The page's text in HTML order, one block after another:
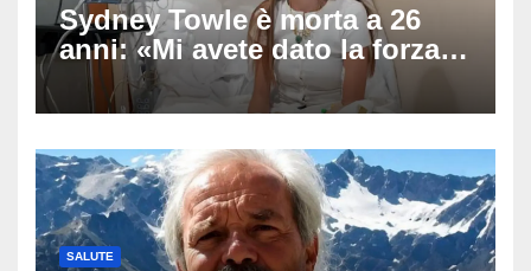
Sydney Towle è morta a 26
anni: «Mi avete dato la forza
di andare avanti», l’ultimo
messaggio dell’influencer
SALUTE